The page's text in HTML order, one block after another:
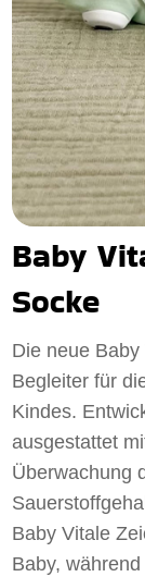
Baby
Socke
Die neue
Begleiter für
Kindes.
ausgestattet
Überwachung
Baby Vitale
Baby,